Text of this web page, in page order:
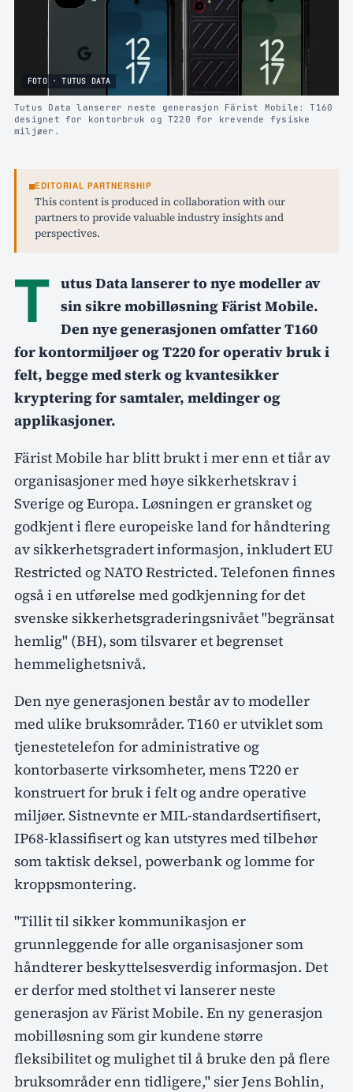
FOTO · TUTUS DATA
Tutus Data lanserer neste generasjon Färist Mobile: T160
designet for kontorbruk og T220 for krevende fysiske
miljøer.
EDITORIAL PARTNERSHIP
This content is produced in collaboration with our
partners to provide valuable industry insights and
perspectives.
T utus Data lanserer to nye modeller av
sin sikre mobilløsning Färist Mobile.
Den nye generasjonen omfatter T160
for kontormiljøer og T220 for operativ bruk i
felt, begge med sterk og kvantesikker
kryptering for samtaler, meldinger og
applikasjoner.
Färist Mobile har blitt brukt i mer enn et tiår av
organisasjoner med høye sikkerhetskrav i
Sverige og Europa. Løsningen er gransket og
godkjent i flere europeiske land for håndtering
av sikkerhetsgradert informasjon, inkludert EU
Restricted og NATO Restricted. Telefonen finnes
også i en utførelse med godkjenning for det
svenske sikkerhetsgraderingsnivået "begränsat
hemlig" (BH), som tilsvarer et begrenset
hemmelighetsnivå.
Den nye generasjonen består av to modeller
med ulike bruksområder. T160 er utviklet som
tjenestetelefon for administrative og
kontorbaserte virksomheter, mens T220 er
konstruert for bruk i felt og andre operative
miljøer. Sistnevnte er MIL-standardsertifisert,
IP68-klassifisert og kan utstyres med tilbehør
som taktisk deksel, powerbank og lomme for
kroppsmontering.
"Tillit til sikker kommunikasjon er
grunnleggende for alle organisasjoner som
håndterer beskyttelsesverdig informasjon. Det
er derfor med stolthet vi lanserer neste
generasjon av Färist Mobile. En ny generasjon
mobilløsning som gir kundene større
fleksibilitet og mulighet til å bruke den på flere
bruksområder enn tidligere," sier Jens Bohlin,